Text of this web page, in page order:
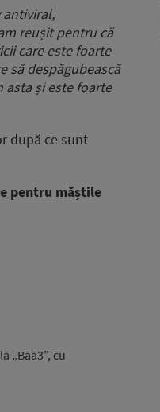
antiviral,
reușit pentru că
care este foarte
să despăgubească
asta și este foarte
după ce sunt
pentru măștile
„Baa3”, cu